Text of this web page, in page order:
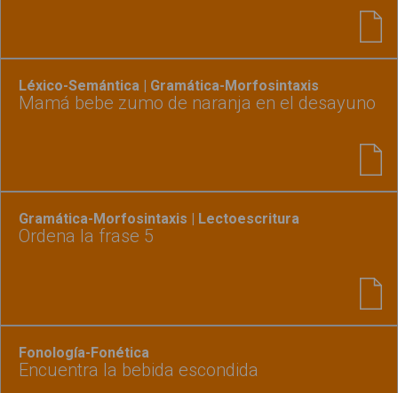
Léxico-Semántica | Gramática-Morfosintaxis
Mamá bebe zumo de naranja en el desayuno
Gramática-Morfosintaxis | Lectoescritura
Ordena la frase 5
Fonología-Fonética
Encuentra la bebida escondida